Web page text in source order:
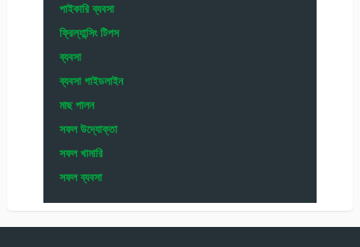
পাইকারি ব্যবসা
ফ্রিল্যান্সিং টিপস
ব্যবসা
ব্যবসা গাইডলাইন
মাছ পালন
সফল উদ্যোক্তা
সফল খামারি
সফল ব্যবসা